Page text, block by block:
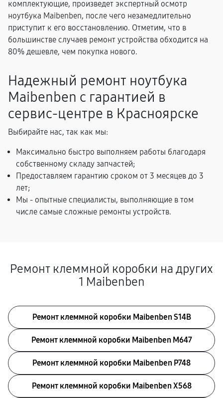
комплектующие, произведет экспертный осмотр
ноутбука Maibenben, после чего незамедлительно
приступит к его восстановлению. Отметим, что в
большинстве случаев ремонт устройства обходится на
80% дешевле, чем покупка нового.
Надежный ремонт ноутбука
Maibenben с гарантией в
сервис-центре в Красноярске
Выбирайте нас, так как мы:
Максимально быстро выполняем работы благодаря
собственному складу запчастей;
Предоставляем гарантию сроком от 3 месяцев до 3
лет;
Мы - опытные специалисты, выполняющие в том
числе самые сложные ремонты устройств.
Ремонт клеммной коробки на других
1 Maibenben
Ремонт клеммной коробки Maibenben S14B
Ремонт клеммной коробки Maibenben M647
Ремонт клеммной коробки Maibenben P748
Ремонт клеммной коробки Maibenben X568